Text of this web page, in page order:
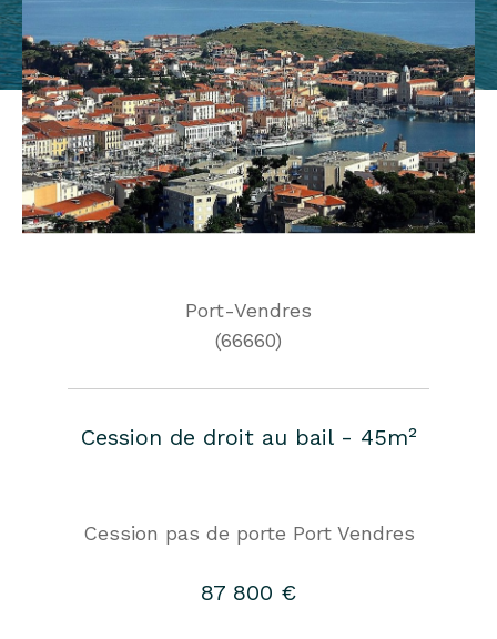
Port-Vendres
(66660)
Cession de droit au bail - 45m²
Cession pas de porte Port Vendres
87 800 €